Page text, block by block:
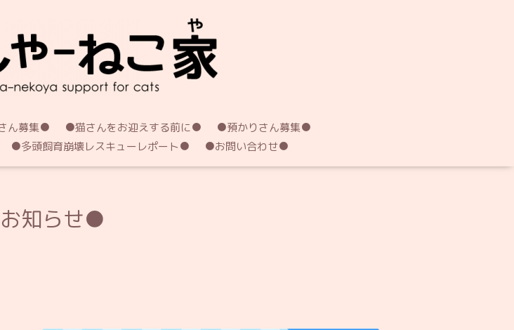
ん募集● ●猫さんをお迎えする前に●
●預かりさん募集●
●多頭飼育崩壊レスキューレポート● ●お問い合わせ●
知らせ●